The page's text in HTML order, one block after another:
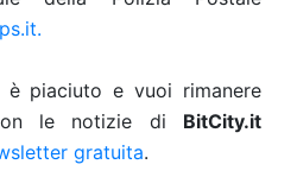
piaciuto e vuoi rimanere
le notizie di BitCity.it
gratuita.